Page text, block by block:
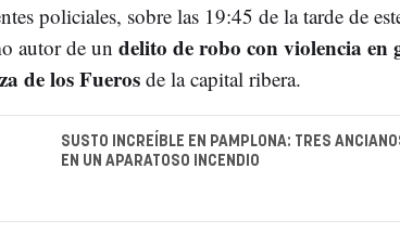
policiales, sobre las 19:45 de la tarde de
autor de un delito de robo con violencia en
de los Fuerosde la capital ribera.
SUSTO INCREÍBLE EN PAMPLONA: TRES
EN UN APARATOSO INCENDIO